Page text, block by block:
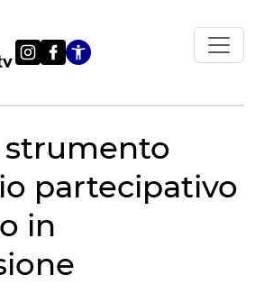
Apri le
strumento
partecipativo
in